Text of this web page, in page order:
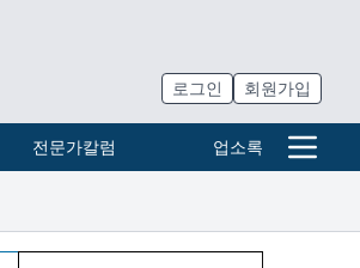
로그인 회원가입
전문가칼럼 업소록